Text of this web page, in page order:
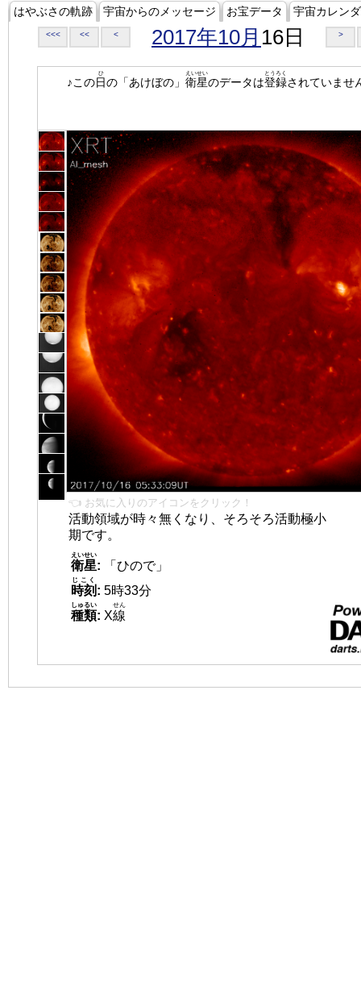
はやぶさの軌跡 宇宙からのメッセージ お宝データ 宇宙カレン
<<< << < 2017年10月 16日 >
♪この日
ひ
の「あけぼの」 衛星
えいせい
のデータは登録
とうろく
されていませ
👈 お気に入りのアイコンをクリック！
活動領域が時々無くなり、そろそろ活動極小
期です。
衛星
えいせい
:
「ひので」
時刻
じこく
: 5時33分
種類
しゅるい
: X線
せん